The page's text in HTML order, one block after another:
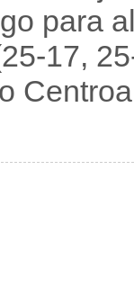
para
17,